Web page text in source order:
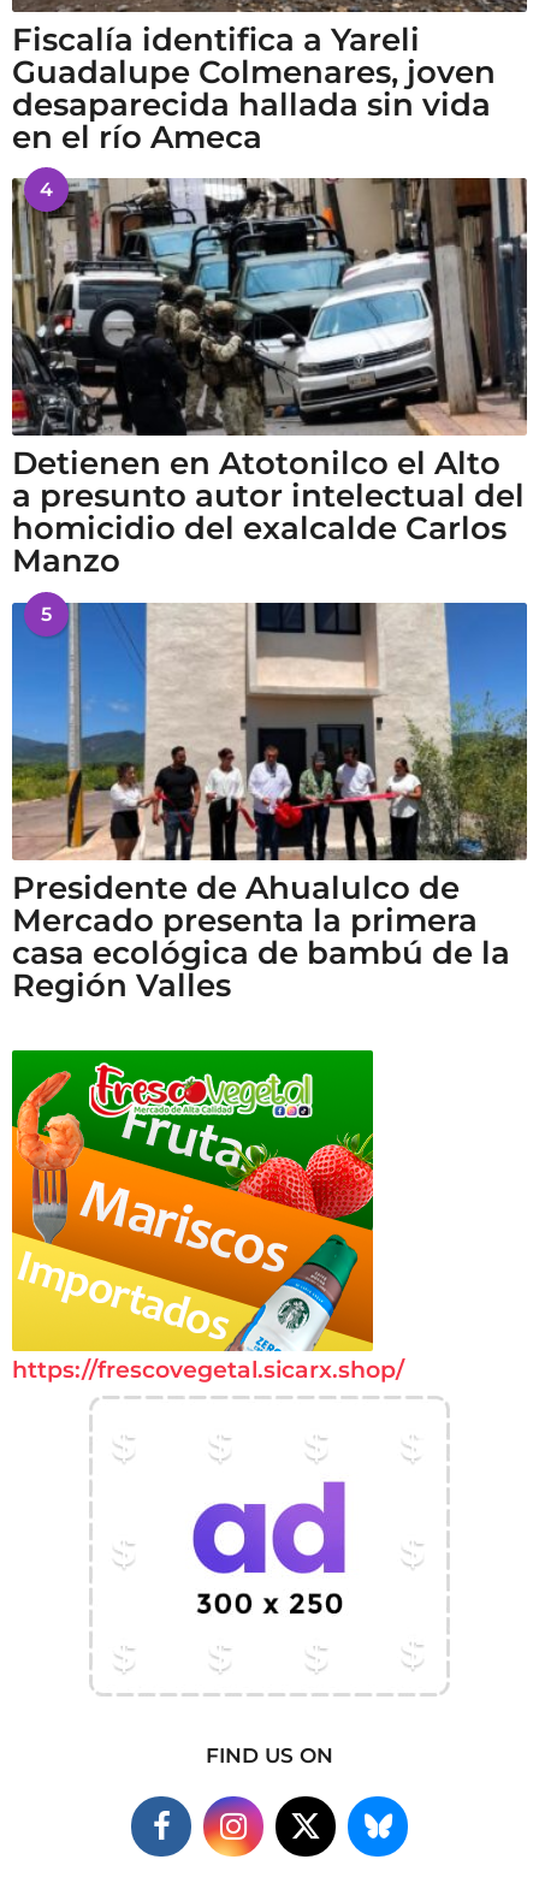
Fiscalía identifica a Yareli
Guadalupe Colmenares, joven
desaparecida hallada sin vida
en el río Ameca
4
Detienen en Atotonilco el Alto
a presunto autor intelectual del
homicidio del exalcalde Carlos
Manzo
5
Presidente de Ahualulco de
Mercado presenta la primera
casa ecológica de bambú de la
Región Valles
https://frescovegetal.sicarx.shop/
FIND US ON